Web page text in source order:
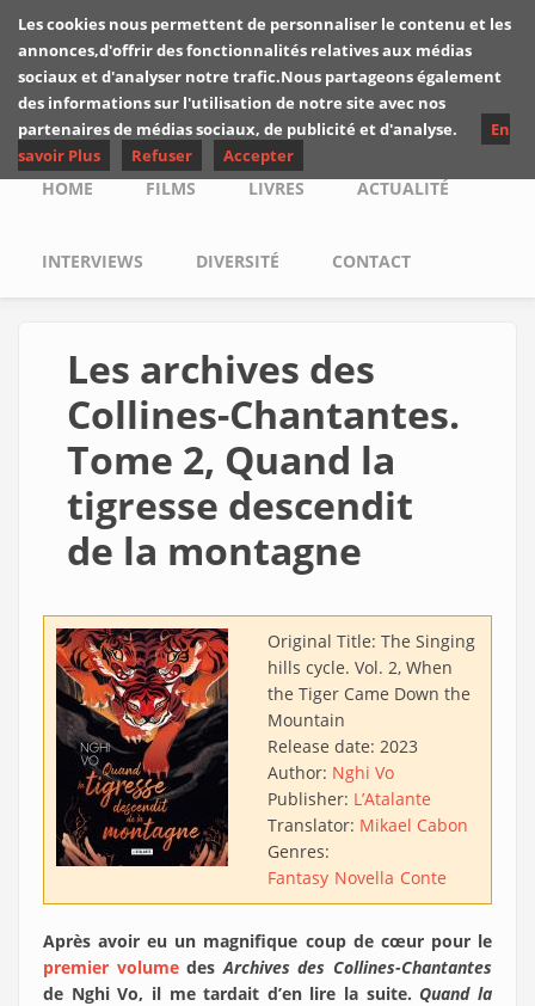
Skip to main content
Les critiques de
Yuyine
Main menu
HOME FILMS LIVRES ACTUALITÉ
INTERVIEWS DIVERSITÉ CONTACT
Les archives des
Collines-Chantantes.
Tome 2, Quand la
tigresse descendit
de la montagne
Original Title: The Singing
hills cycle. Vol. 2, When
the Tiger Came Down the
Mountain
Release date: 2023
Author: Nghi Vo
Publisher: L’Atalante
Translator: Mikael Cabon
Genres:
Fantasy Novella Conte
Après avoir eu un magnifique coup de cœur pour le
premier volumedesArchives des Collines-Chantantes
de Nghi Vo, il me tardait d’en lire la suite. Quand la
Les cookies nous permettent de personnaliser le contenu et les
annonces,d'offrir des fonctionnalités relatives aux médias
sociaux et d'analyser notre trafic.Nous partageons également
des informations sur l'utilisation de notre site avec nos
partenaires de médias sociaux, de publicité et d'analyse.
En
savoir Plus
Refuser Accepter